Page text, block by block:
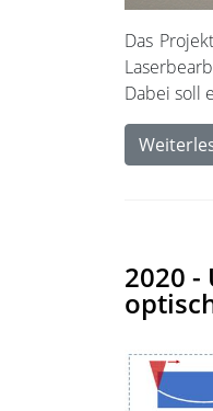
Das
Dabei soll
2020